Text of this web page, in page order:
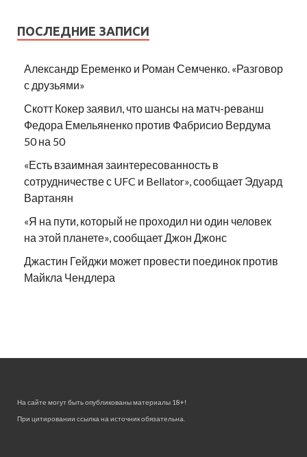
ПОСЛЕДНИЕ ЗАПИСИ
Александр Еременко и Роман Семченко. «Разговор
с друзьями»
Скотт Кокер заявил, что шансы на матч-реванш
Федора Емельяненко против Фабрисио Вердума
50 на 50
«Есть взаимная заинтересованность в
сотрудничестве с UFC и Bellator», сообщает Эдуард
Вартанян
«Я на пути, который не проходил ни один человек
на этой планете», сообщает Джон Джонс
Джастин Гейджи может провести поединок против
Майкла Чендлера
На сайте могут быть опубликованы материалы 18+!
При цитировании ссылка на источник обязательна.